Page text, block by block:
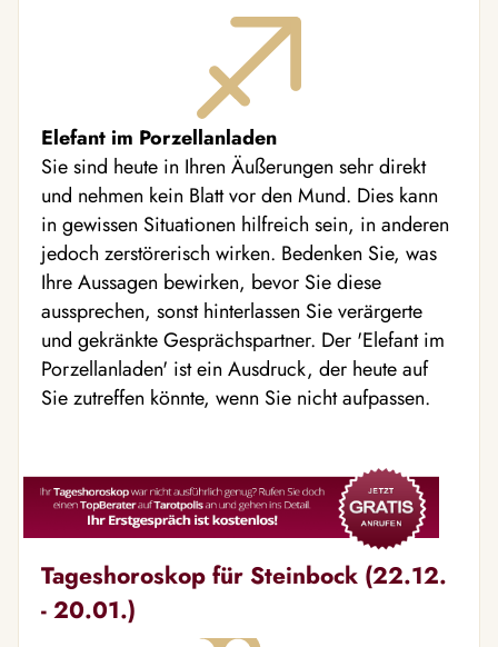
Elefant im Porzellanladen
Sie sind heute in Ihren Äußerungen sehr direkt
und nehmen kein Blatt vor den Mund. Dies kann
in gewissen Situationen hilfreich sein, in anderen
jedoch zerstörerisch wirken. Bedenken Sie, was
Ihre Aussagen bewirken, bevor Sie diese
aussprechen, sonst hinterlassen Sie verärgerte
und gekränkte Gesprächspartner. Der 'Elefant im
Porzellanladen' ist ein Ausdruck, der heute auf
Sie zutreffen könnte, wenn Sie nicht aufpassen.
Tageshoroskop für Steinbock (22.12.
- 20.01.)